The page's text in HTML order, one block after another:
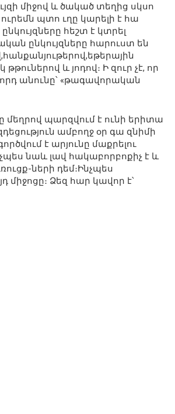
միջով և ծակած տեղից սկսո
ուրեմն պտո ւղը կարելի է հա
հեշտ է կտրել
ընկույզները հարուստ են
թթուներով և յոդով։ Ի զուր չէ, որ
անունը՝ «թագավորական
մեղրով պարզվում է ունի երիտա
ամբողջ օր գա զնիմի
է արյունը մաքրելու
նաև լավ հակաբորբոքիչ է և
ների դեմ։Ինչպես
Ձեզ հար կավոր է՝